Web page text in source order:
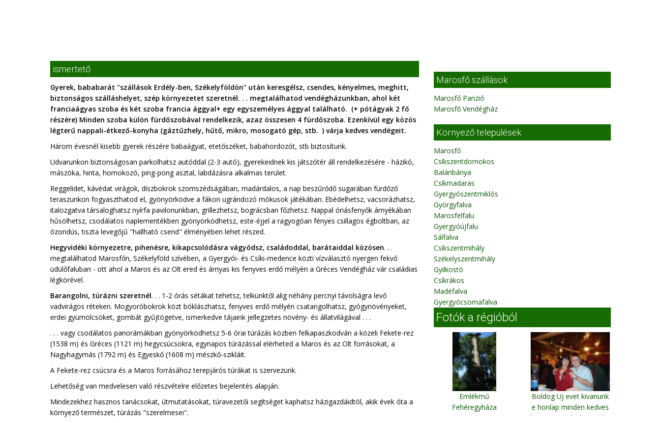
ismertető
Gyerek, bababarát "szállások Erdély-ben, Székelyföldön" után keresgélsz, csendes, kényelmes, meghitt,
biztonságos szálláshelyet, szép környezetet szeretnél. . . megtalálhatod vendégházunkban, ahol két
franciaágyas szoba és két szoba francia ággyal+ egy egyszemélyes ággyal található. (+ pótágyak 2 fő
részére) Minden szoba külön fürdőszobával rendelkezik, azaz összesen 4 fürdőszoba. Ezenkívül egy közös
légterű nappali-étkező-konyha (gáztűzhely, hűtő, mikro, mosogató gép, stb. ) várja kedves vendégeit.
Három évesnél kisebb gyerek részére babaágyat, etetőszéket, babahordozót, stb biztosítunk.
Udvarunkon biztonságosan parkolhatsz autóddal (2-3 autó), gyerekeidnek kis játszótér áll rendelkezésére - házikó,
mászóka, hinta, homokozó, ping-pong asztal, labdázásra alkalmas terület.
Reggelidet, kávédat virágok, díszbokrok szomszédságában, madárdalos, a nap beszűrődő sugarában fürdőző
teraszunkon fogyaszthatod el, gyönyörködve a fákon ugrándozó mókusok játékában. Ebédelhetsz, vacsorázhatsz,
italozgatva társaloghatsz nyírfa pavilonunkban, grillezhetsz, bográcsban főzhetsz. Nappal óriásfenyők árnyékában
hűsölhetsz, csodálatos naplementékben gyönyörködhetsz, este-éjjel a ragyogóan fényes csillagos égboltban, az
ózondús, tiszta levegőjű "hallható csend" élményében lehet részed.
Hegyvidéki környezetre, pihenésre, kikapcsolódásra vágyódsz, családoddal, barátaiddal közösen. . .
megtalálhatod Marosfőn, Székelyföld szívében, a Gyergyói- és Csíki-medence közti vízválasztó nyergen fekvő
üdülőfaluban - ott ahol a Maros és az Olt ered és árnyas kis fenyves erdő mélyén a Gréces Vendégház vár családias
légkörével.
Barangolni, túrázni szeretnél. . . 1-2 órás sétákat tehetsz, telkünktől alig néhány percnyi távolságra levő
vadvirágos réteken. Mogyoróbokrok közt bóklászhatsz, fenyves erdő mélyén csatangolhatsz, gyógynövényeket,
erdei gyümölcsöket, gombát gyűjtögetve, ismerkedve tájaink jellegzetes növény- és állatvilágával . . .
. . . vagy csodálatos panorámákban gyönyörködhetsz 5-6 órai túrázás közben felkapaszkodván a közeli Fekete-rez
(1538 m) és Gréces (1121 m) hegycsúcsokra, egynapos túrázással elérheted a Maros és az Olt forrásokat, a
Nagyhagymás (1792 m) és Egyeskő (1608 m) mészkő-szikláit.
A Fekete-rez csúcsra és a Maros forrásához terepjárós túrákat is szervezünk.
Lehetőség van medvelesen való részvételre előzetes bejelentés alapján.
Mindezekhez hasznos tanácsokat, útmutatásokat, túravezetői segítséget kaphatsz házigazdáidtól, akik évek óta a
környező természet, túrázás "szerelmesei".
Marosfő szállások
Marosfő Panzió
Marosfő Vendégház
Környező települések
Marosfő
Csíkszentdomokos
Balánbánya
Csíkmadaras
Gyergyószentmiklós
Györgyfalva
Marosfelfalu
Gyergyóújfalu
Sálfalva
Csíkszentmihály
Székelyszentmihály
Gyilkostó
Csíkrákos
Madéfalva
Gyergyócsomafalva
Fotók a régióból
Emlékmű
Fehéregyháza
Boldog Uj evet kivanunk
e honlap minden kedves
latogatojanak,elmenydus